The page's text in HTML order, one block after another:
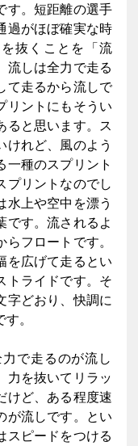
す。短距離の選手
過がほぼ確実な時
抜くことを「流
流しは全力で走る
て走るから流しで
リントにもそうい
ると思います。ス
けれど、風のよう
一種のスプリント
プリントなのでし
水上や空中を漂う
です。流されるよ
フロートです。
を広げて走るとい
トライドです。そ
字どおり、快調に
。
力を抜いてリラッ
けど、ある程度速
が流しです。とい
スピードをつける